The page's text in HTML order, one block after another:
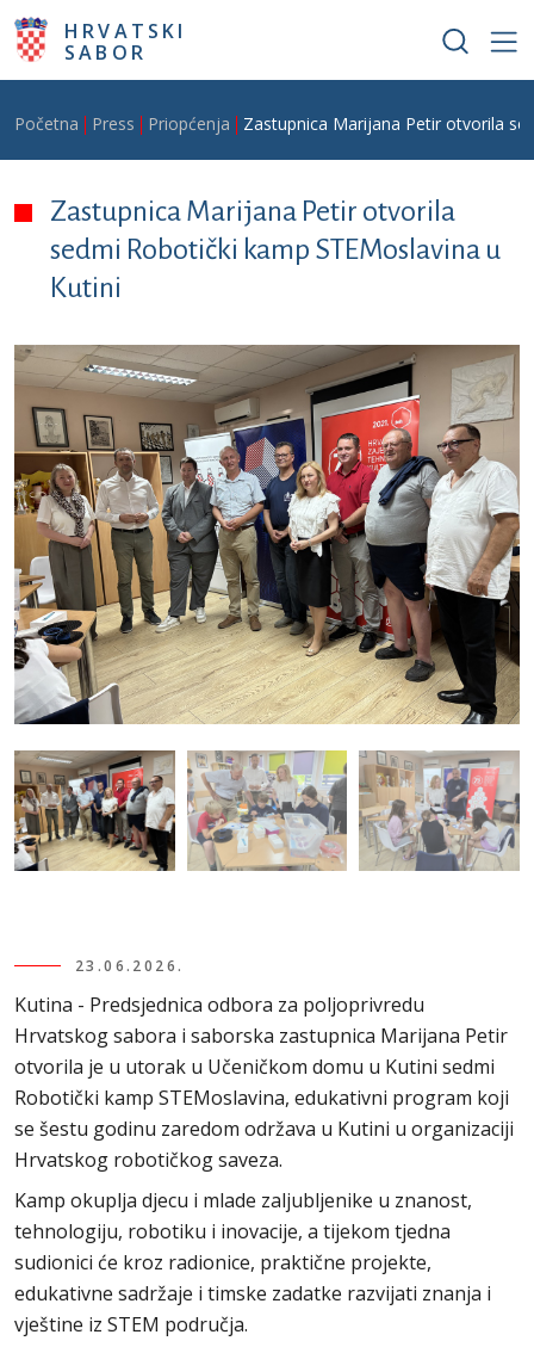
Skoči na glavni sadržaj
HRVATSKI
SABOR
Breadcrumb
Početna Press Priopćenja Zastupnica Marijana Petir otvorila
Zastupnica Marijana Petir otvorila
sedmi Robotički kamp STEMoslavina u
Kutini
23.06.2026.
Kutina - Predsjednica odbora za poljoprivredu
Hrvatskog sabora i saborska zastupnica Marijana Petir
otvorila je u utorak u Učeničkom domu u Kutini sedmi
Robotički kamp STEMoslavina, edukativni program koji
se šestu godinu zaredom održava u Kutini u organizaciji
Hrvatskog robotičkog saveza.
Kamp okuplja djecu i mlade zaljubljenike u znanost,
tehnologiju, robotiku i inovacije, a tijekom tjedna
sudionici će kroz radionice, praktične projekte,
edukativne sadržaje i timske zadatke razvijati znanja i
vještine iz STEM područja.